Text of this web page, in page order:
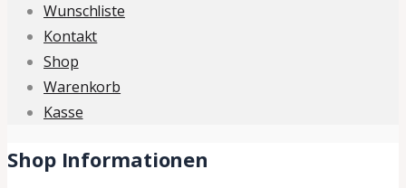
Wunschliste
Kontakt
Shop
Warenkorb
Kasse
Shop Informationen